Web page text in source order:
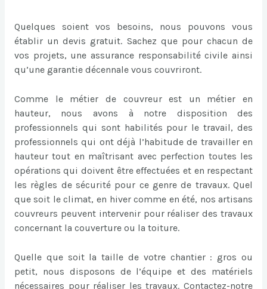
Quelques soient vos besoins, nous pouvons vous
établir un devis gratuit. Sachez que pour chacun de
vos projets, une assurance responsabilité civile ainsi
qu’une garantie décennale vous couvriront.
Comme le métier de couvreur est un métier en
hauteur, nous avons à notre disposition des
professionnels qui sont habilités pour le travail, des
professionnels qui ont déjà l’habitude de travailler en
hauteur tout en maîtrisant avec perfection toutes les
opérations qui doivent être effectuées et en respectant
les règles de sécurité pour ce genre de travaux. Quel
que soit le climat, en hiver comme en été, nos artisans
couvreurs peuvent intervenir pour réaliser des travaux
concernant la couverture ou la toiture.
Quelle que soit la taille de votre chantier : gros ou
petit, nous disposons de l’équipe et des matériels
nécessaires pour réaliser les travaux. Contactez-notre